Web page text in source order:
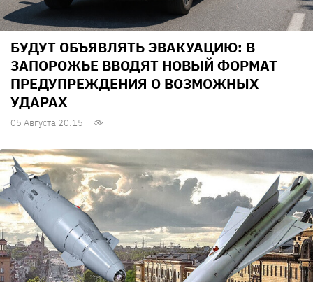
БУДУТ ОБЪЯВЛЯТЬ ЭВАКУАЦИЮ: В
ЗАПОРОЖЬЕ ВВОДЯТ НОВЫЙ ФОРМАТ
ПРЕДУПРЕЖДЕНИЯ О ВОЗМОЖНЫХ
УДАРАХ
05 Августа 20:15